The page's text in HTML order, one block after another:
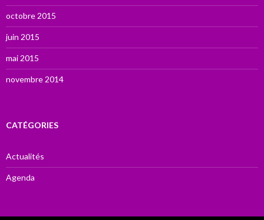
octobre 2015
juin 2015
mai 2015
novembre 2014
CATÉGORIES
Actualités
Agenda